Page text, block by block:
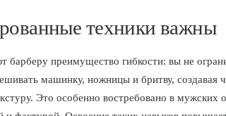
техники важны
преимущество гибкости: вы не
машинку, ножницы и бритву, создавая
Это особенно востребовано в мужских